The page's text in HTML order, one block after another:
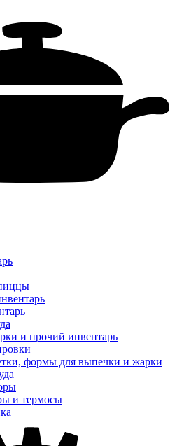
и прочий инвентарь
формы для выпечки и жарки
и термосы